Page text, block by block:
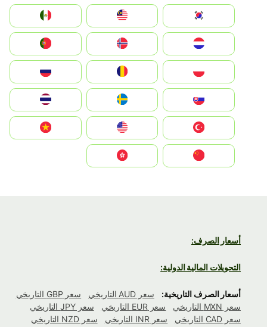
South Korea
Nederland
Portugal
România
Slovensko
United States
Vietnam
أسعار الصرف:
التحويلات المالية الدولية:
أسعار الصرف التاريخية: سعر AUD التاريخي
سعر GBP التاريخي
سعر MXN التاريخي
سعر EUR التاريخي
سعر JPY التاريخي
سعر CAD التاريخي
سعر INR التاريخي
سعر NZD التاريخي